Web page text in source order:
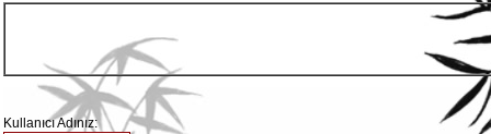
Kullanıcı Adınız: